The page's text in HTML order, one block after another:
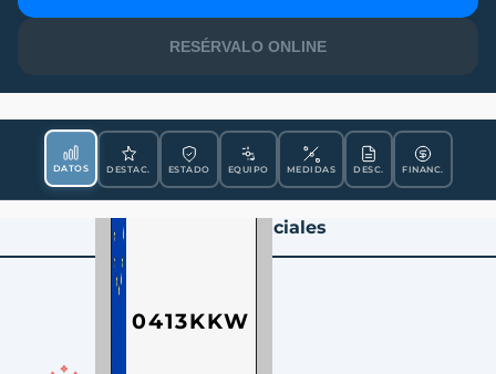
RESÉRVALO ONLINE
DATOS DESTAC. ESTADO EQUIPO MEDIDAS DESC. FINANC.
Datos Esenciales
0413KKW